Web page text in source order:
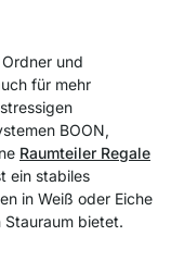
und
für mehr
BOON,
Raumteiler Regale
ein stabiles
in Weiß oder Eiche
Stauraum bietet.